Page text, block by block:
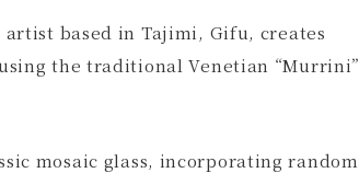
artist based in Tajimi, Gifu, creates
the traditional Venetian “Murrini”
mosaic glass, incorporating random